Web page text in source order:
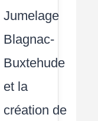
Jumelage
Blagnac-
Buxtehude
et la
création de